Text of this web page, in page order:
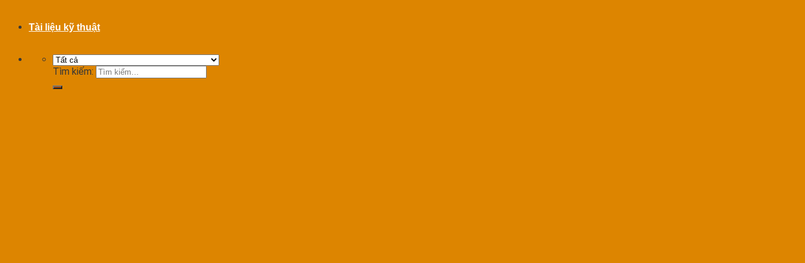
Tài liệu kỹ thuật
Tìm kiếm: